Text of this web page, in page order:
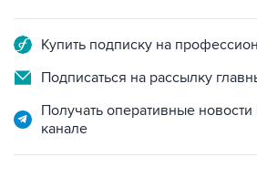
Подписаться на рассылку
Получать оперативные
НОВОСТИ ПО ТЕМЕ